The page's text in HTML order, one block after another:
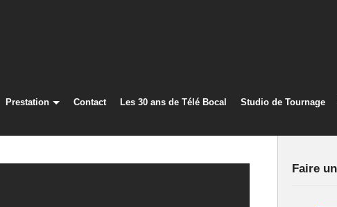
Prestation Contact Les 30 ans de Télé Bocal Studio de Tournage
Faire